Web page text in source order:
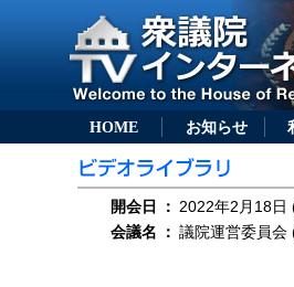
HOME お知らせ
開会日 ： 2022年2月18日
会議名
： 議院運営委員会